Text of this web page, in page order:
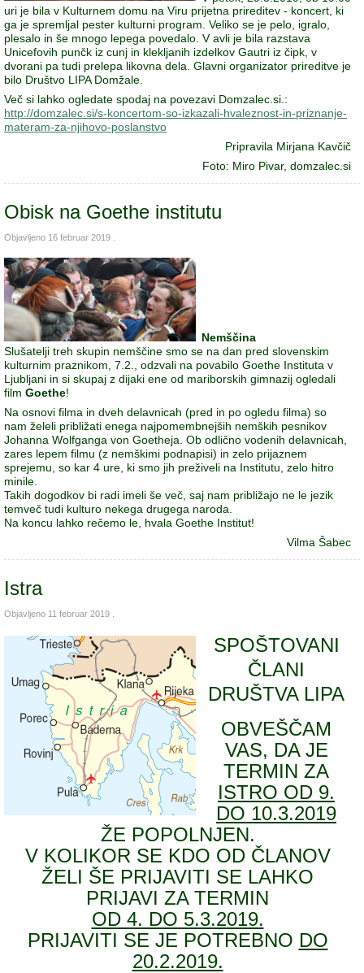
uri je bila v Kulturnem domu na Viru prijetna prireditev - koncert, ki
ga je spremljal pester kulturni program. Veliko se je pelo, igralo,
plesalo in še mnogo lepega povedalo. V avli je bila razstava
Unicefovih punčk iz cunj in klekljanih izdelkov Gautri iz čipk, v
dvorani pa tudi prelepa likovna dela. Glavni organizator prireditve je
bilo Društvo LIPA Domžale.
Več si lahko ogledate spodaj na povezavi Domzalec.si.:
http://domzalec.si/s-koncertom-so-izkazali-hvaleznost-in-priznanje-
materam-za-njihovo-poslanstvo
Pripravila Mirjana Kavčič
Foto: Miro Pivar, domzalec.si
Obisk na Goethe institutu
Objavljeno 16 februar 2019
Nemščina
Slušatelji treh skupin nemščine smo se na dan pred slovenskim
kulturnim praznikom, 7.2., odzvali na povabilo Goethe Instituta v
Ljubljani in si skupaj z dijaki ene od mariborskih gimnazij ogledali
film Goethe!
Na osnovi filma in dveh delavnicah (pred in po ogledu filma) so
nam želeli približati enega najpomembnejših nemških pesnikov
Johanna Wolfganga von Goetheja. Ob odlično vodenih delavnicah,
zares lepem filmu (z nemškimi podnapisi) in zelo prijaznem
sprejemu, so kar 4 ure, ki smo jih preživeli na Institutu, zelo hitro
minile.
Takih dogodkov bi radi imeli še več, saj nam približajo ne le jezik
temveč tudi kulturo nekega drugega naroda.
Na koncu lahko rečemo le, hvala Goethe Institut!
Vilma Šabec
Istra
Objavljeno 11 februar 2019
SPOŠTOVANI
ČLANI
DRUŠTVA LIPA
OBVEŠČAM
VAS, DA JE
TERMIN ZA
ISTRO OD 9.
DO 10.3.2019
ŽE POPOLNJEN.
V KOLIKOR SE KDO OD ČLANOV
ŽELI ŠE PRIJAVITI SE LAHKO
PRIJAVI ZA TERMIN
OD 4. DO 5.3.2019.
PRIJAVITI SE JE POTREBNO DO
20.2.2019.